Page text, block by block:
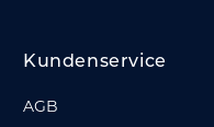
Kundenservice
AGB